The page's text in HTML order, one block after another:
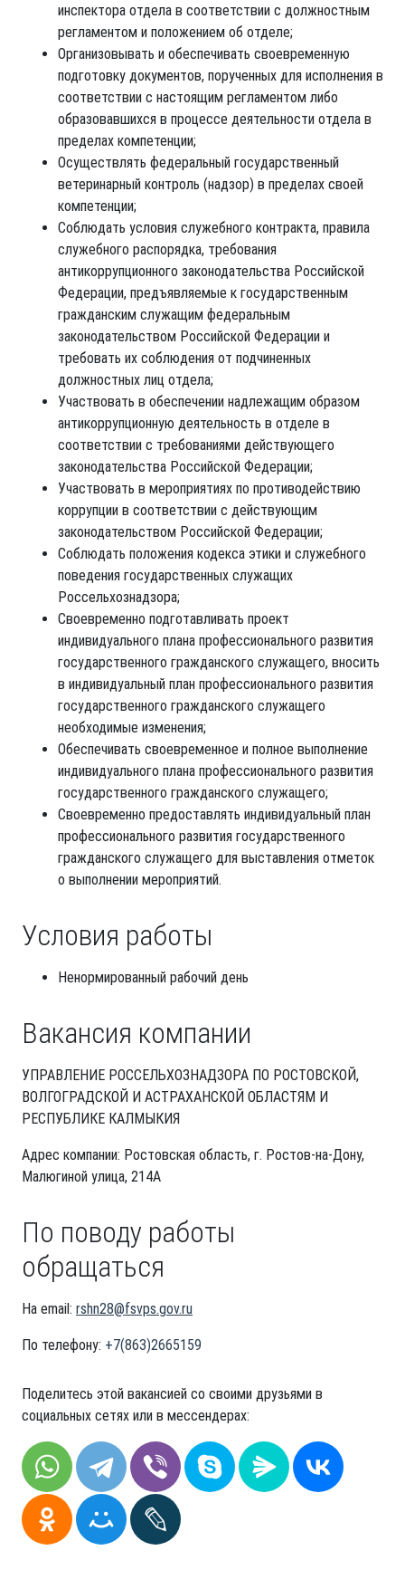
инспектора отдела в соответствии с должностным
регламентом и положением об отделе;
Организовывать и обеспечивать своевременную
подготовку документов, порученных для исполнения в
соответствии с настоящим регламентом либо
образовавшихся в процессе деятельности отдела в
пределах компетенции;
Осуществлять федеральный государственный
ветеринарный контроль (надзор) в пределах своей
компетенции;
Соблюдать условия служебного контракта, правила
служебного распорядка, требования
антикоррупционного законодательства Российской
Федерации, предъявляемые к государственным
гражданским служащим федеральным
законодательством Российской Федерации и
требовать их соблюдения от подчиненных
должностных лиц отдела;
Участвовать в обеспечении надлежащим образом
антикоррупционную деятельность в отделе в
соответствии с требованиями действующего
законодательства Российской Федерации;
Участвовать в мероприятиях по противодействию
коррупции в соответствии с действующим
законодательством Российской Федерации;
Соблюдать положения кодекса этики и служебного
поведения государственных служащих
Россельхознадзора;
Своевременно подготавливать проект
индивидуального плана профессионального развития
государственного гражданского служащего, вносить
в индивидуальный план профессионального развития
государственного гражданского служащего
необходимые изменения;
Обеспечивать своевременное и полное выполнение
индивидуального плана профессионального развития
государственного гражданского служащего;
Своевременно предоставлять индивидуальный план
профессионального развития государственного
гражданского служащего для выставления отметок
о выполнении мероприятий.
Условия работы
Ненормированный рабочий день
Вакансия компании
УПРАВЛЕНИЕ РОССЕЛЬХОЗНАДЗОРА ПО РОСТОВСКОЙ,
ВОЛГОГРАДСКОЙ И АСТРАХАНСКОЙ ОБЛАСТЯМ И
РЕСПУБЛИКЕ КАЛМЫКИЯ
Адрес компании: Ростовская область, г. Ростов-на-Дону,
Малюгиной улица, 214А
По поводу работы
обращаться
На email: rshn28@fsvps.gov.ru
По телефону: +7(863)2665159
Поделитесь этой вакансией со своими друзьями в
социальных сетях или в мессендерах: